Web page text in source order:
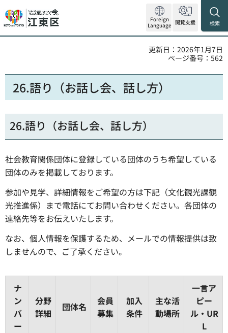
Foreign
Language 閲覧支援 検索
更新日：2026年1月7日
ページ番号：562
26.語り（お話し会、話し方）
26.語り（お話し会、話し方）
社会教育関係団体に登録している団体のうち希望している
団体のみを掲載しております。
参加や見学、詳細情報をご希望の方は下記（文化観光課観
光推進係）まで電話にてお問い合わせください。各団体の
連絡先等をお伝えいたします。
なお、個人情報を保護するため、メールでの情報提供は致
しませんので、ご了承ください。
ナ
ン
バ
ー
分野
詳細
団体名
会員
募集
加入
条件
主な活
動場所
一言ア
ピー
ル・UR
L